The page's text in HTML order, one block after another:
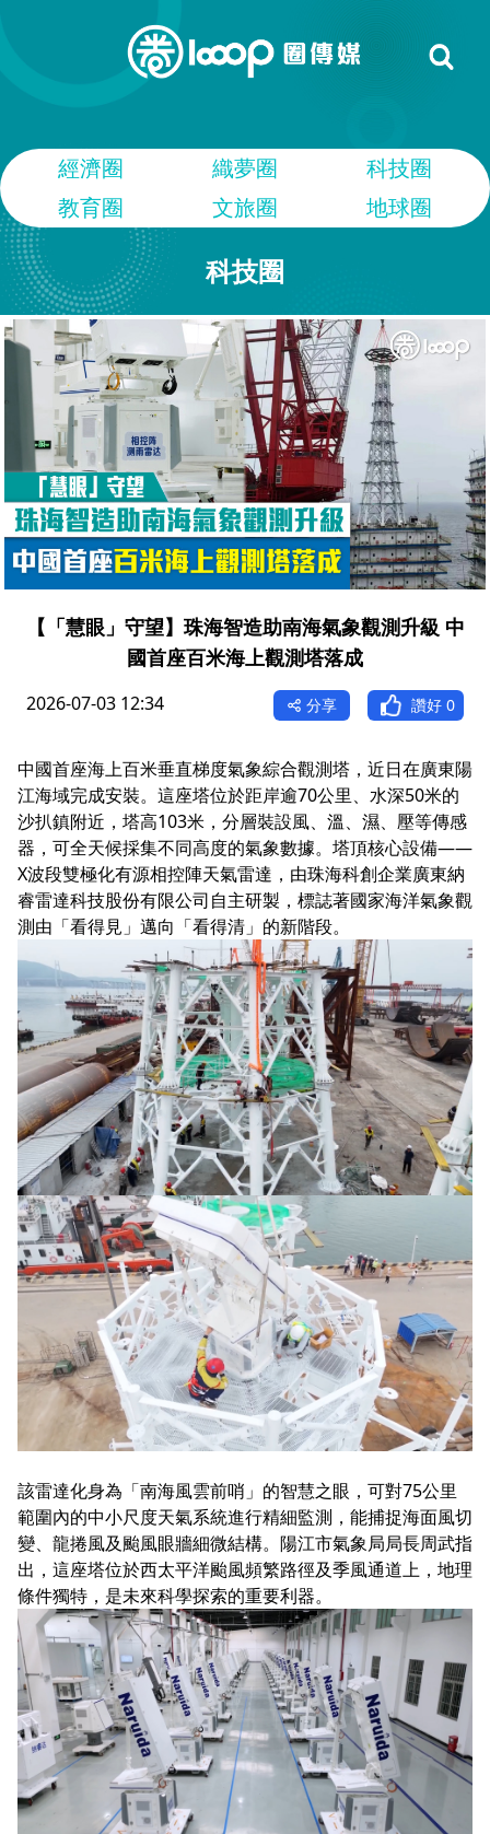
經濟圈 織夢圈
科技圈
教育圈
文旅圈 地球圈
科技圈
【「慧眼」守望】珠海智造助南海氣象觀測升級 中
國首座百米海上觀測塔落成
2026-07-03 12:34 分享 讚好 0
中國首座海上百米垂直梯度氣象綜合觀測塔，近日在廣東陽
江海域完成安裝。這座塔位於距岸逾70公里、水深50米的
沙扒鎮附近，塔高103米，分層裝設風、溫、濕、壓等傳感
器，可全天候採集不同高度的氣象數據。塔頂核心設備——
X波段雙極化有源相控陣天氣雷達，由珠海科創企業廣東納
睿雷達科技股份有限公司自主研製，標誌著國家海洋氣象觀
測由「看得見」邁向「看得清」的新階段。
該雷達化身為「南海風雲前哨」的智慧之眼，可對75公里
範圍內的中小尺度天氣系統進行精細監測，能捕捉海面風切
變、龍捲風及颱風眼牆細微結構。陽江市氣象局局長周武指
出，這座塔位於西太平洋颱風頻繁路徑及季風通道上，地理
條件獨特，是未來科學探索的重要利器。